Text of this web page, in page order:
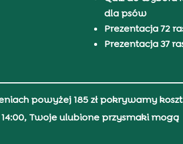
dla psów
Prezentacja 72
Prezentacja 37
powyżej 185 zł pokrywamy koszt
Twoje ulubione przysmaki mogą